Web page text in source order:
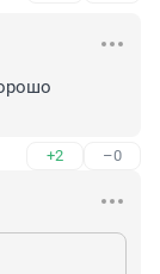
+2 –0